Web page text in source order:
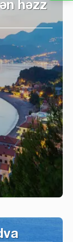
həzz